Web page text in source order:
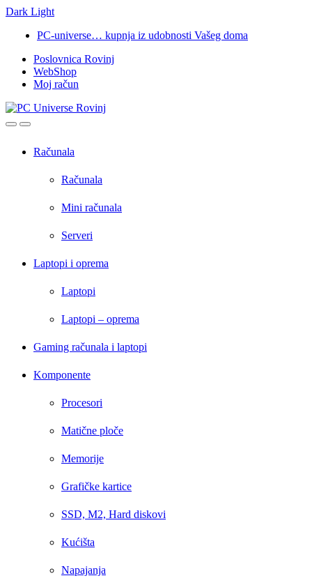
Dark Light
navigation
content
PC-universe… kupnja iz udobnosti Vašeg doma
Poslovnica Rovinj
WebShop
Moj račun
OpenClose
Računala
Računala
Mini računala
Serveri
Laptopi i oprema
Laptopi
Laptopi – oprema
Gaming računala i laptopi
Komponente
Procesori
Matične ploče
Memorije
Grafičke kartice
SSD, M2, Hard diskovi
Kućišta
Napajanja